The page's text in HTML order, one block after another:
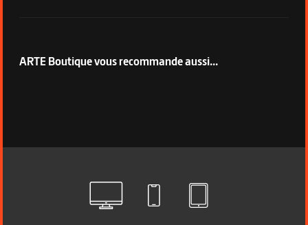
ARTE Boutique vous recommande aussi...